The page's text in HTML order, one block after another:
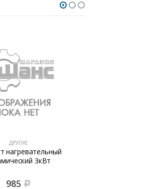
ДРУГИЕ
нагревательный
3кВт
985 Р